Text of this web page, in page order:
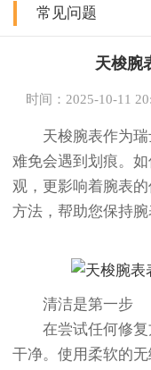
常见问题
天梭腕
时间：2025-10-11
天梭腕表作为瑞
难免会遇到划痕。
观，更影响着腕表
方法，帮助您保持腕
清洁是第一步
在尝试任何修复
干净。使用柔软的